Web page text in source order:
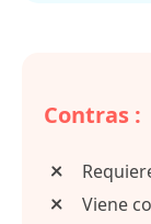
Contras :
Viene